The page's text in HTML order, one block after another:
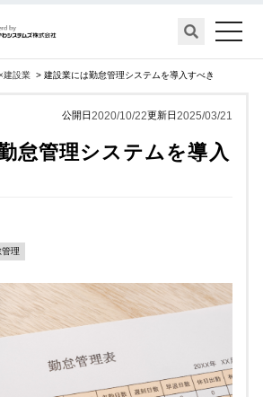
toggle
建設業 > 建設業には勤怠管理システムを導入すべき
公開日2020/10/22更新日2025/03/21
怠管理システムを導入
理